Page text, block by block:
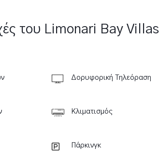
του Limonari Bay Villas
Δορυφορική Τηλεόραση
Κλιματισμός
Πάρκινγκ